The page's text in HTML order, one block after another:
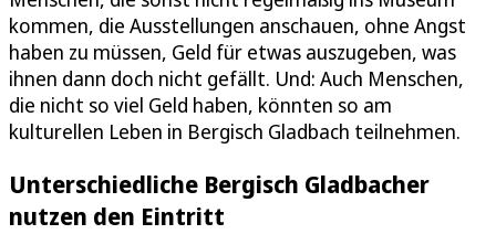
kommen, die Ausstellungen anschauen, ohne Angst
haben zu müssen, Geld für etwas auszugeben, was
ihnen dann doch nicht gefällt. Und: Auch Menschen,
die nicht so viel Geld haben, könnten so am
kulturellen Leben in Bergisch Gladbach teilnehmen.
Unterschiedliche Bergisch Gladbacher
nutzen den Eintritt